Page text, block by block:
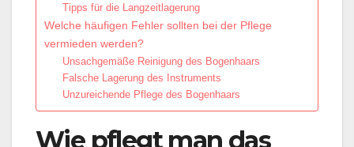
Tipps für die Langzeitlagerung
Welche häufigen Fehler sollten bei der Pflege
vermieden werden?
Unsachgemäße Reinigung des Bogenhaars
Falsche Lagerung des Instruments
Unzureichende Pflege des Bogenhaars
Wie pflegt man das